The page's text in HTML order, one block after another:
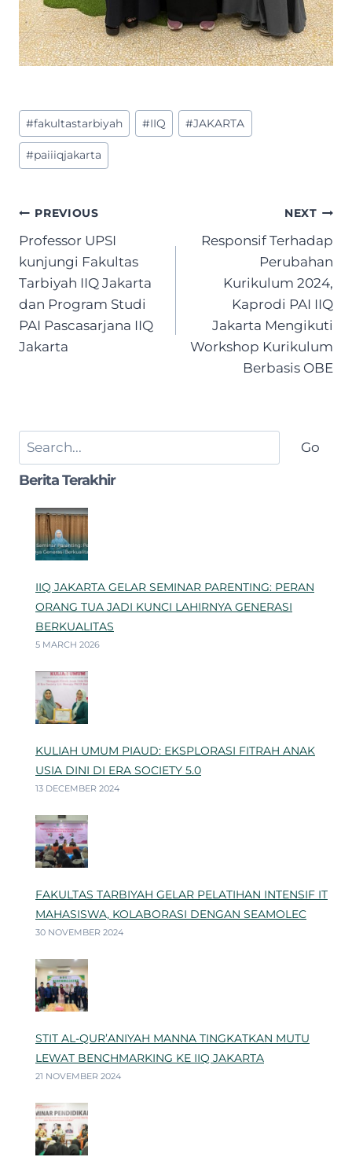
Post
Tags:
#fakultastarbiyah #IIQ #JAKARTA
#paiiiqjakarta
Post
navigation
PREVIOUS
Professor UPSI
kunjungi Fakultas
Tarbiyah IIQ Jakarta
dan Program Studi
PAI Pascasarjana IIQ
Jakarta
NEXT
Responsif Terhadap
Perubahan
Kurikulum 2024,
Kaprodi PAI IIQ
Jakarta Mengikuti
Workshop Kurikulum
Berbasis OBE
Search Go
Berita Terakhir
IIQ JAKARTA GELAR SEMINAR PARENTING: PERAN
ORANG TUA JADI KUNCI LAHIRNYA GENERASI
BERKUALITAS
5 MARCH 2026
KULIAH UMUM PIAUD: EKSPLORASI FITRAH ANAK
USIA DINI DI ERA SOCIETY 5.0
13 DECEMBER 2024
FAKULTAS TARBIYAH GELAR PELATIHAN INTENSIF IT
MAHASISWA, KOLABORASI DENGAN SEAMOLEC
30 NOVEMBER 2024
STIT AL-QUR’ANIYAH MANNA TINGKATKAN MUTU
LEWAT BENCHMARKING KE IIQ JAKARTA
21 NOVEMBER 2024